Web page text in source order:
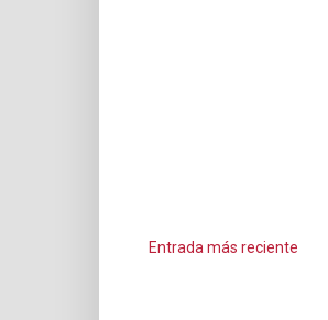
Entrada más reciente